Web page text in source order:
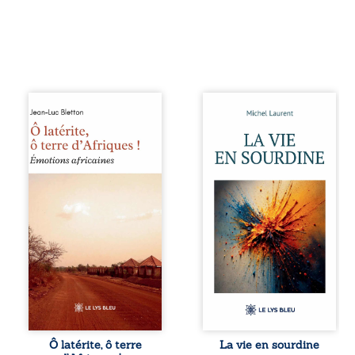
Ô latérite, ô terre
d’Afriques ! est un
poétique et
authentique aux
paysages, aux
émotions brutes
d’un continent en
entre traditions et
modernité. Des
souvenirs intimes
– la pluie à
Namoungou, le
baobab de
Zagtouli – aux
portraits
marquants –
Ô latérite, ô terre
Nina et Pierre se
très jeunes,
presque par
hasard, et se sont
aimés simplement,
persuadés que la
présence de
l’autre suffirait. Ils
mènent une
existence
modeste, rythmée
par le travail, la
fatigue et les
de la mère de
vivent, fragilise un
équilibre déjà
La vie en sourdine